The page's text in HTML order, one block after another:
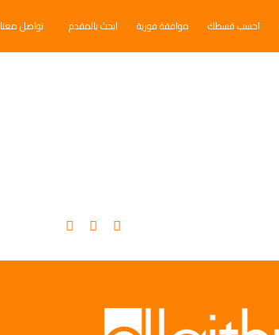
احسب قسطك موافقة فورية ابحث بالمقدم تواصل معنا